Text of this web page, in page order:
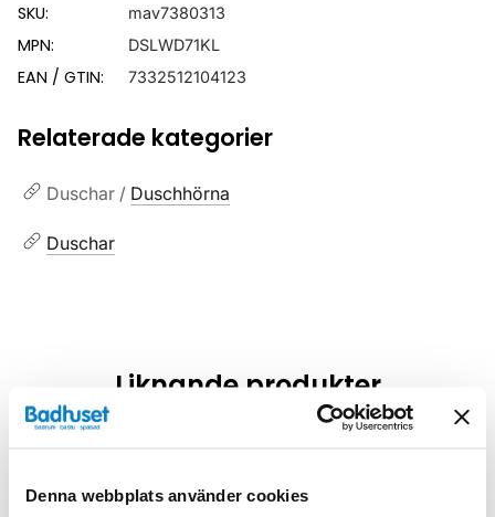
Denna webbplats använder cookies
SKU: mav7380313
MPN: DSLWD71KL
EAN / GTIN: 7332512104123
Relaterade kategorier
Duschar / Duschhörna
Duschar
Liknande produkter